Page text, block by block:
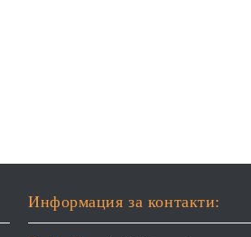
Информация за контакти: